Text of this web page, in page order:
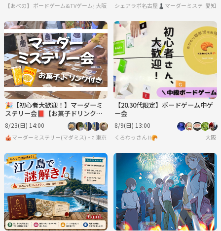
【あべの】 ボードゲーム&TVゲーム会🥳
大阪 シェアラボ名古屋♟️マーダーミステリー/
愛知
🎉【初心者大歓迎！】マーダーミ
ステリー会📕【お菓子ドリンク
付】【ボードゲーム、マダミス】
8/23(日) 14:00
🎪マーダーミステリー(マダミス)・ボードゲーム・脱出ゲーム サークル🎲
東京
【20.30代限定】ボードゲーム中ゲ
ー会
8/9(日) 13:00
くろわっさん Ⅱ🥐 大阪